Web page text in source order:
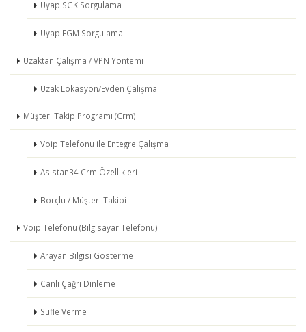
Uyap SGK Sorgulama
Uyap EGM Sorgulama
Uzaktan Çalışma / VPN Yöntemi
Uzak Lokasyon/Evden Çalışma
Müşteri Takip Programı (Crm)
Voip Telefonu ile Entegre Çalışma
Asistan34 Crm Özellikleri
Borçlu / Müşteri Takibi
Voip Telefonu (Bilgisayar Telefonu)
Arayan Bilgisi Gösterme
Canlı Çağrı Dinleme
Sufle Verme